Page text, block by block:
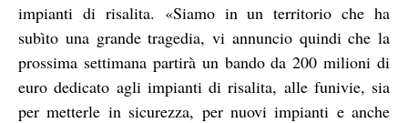
impianti di risalita. «Siamo in un territorio che ha
subìto una grande tragedia, vi annuncio quindi che la
prossima settimana partirà un bando da 200 milioni di
euro dedicato agli impianti di risalita, alle funivie, sia
per metterle in sicurezza, per nuovi impianti e anche